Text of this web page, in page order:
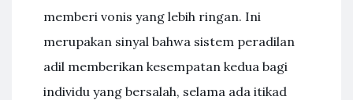
memberi vonis yang lebih ringan. Ini
merupakan sinyal bahwa sistem peradilan
adil memberikan kesempatan kedua bagi
individu yang bersalah, selama ada itikad